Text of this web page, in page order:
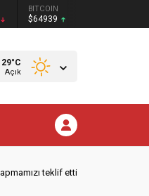
BITCOIN
$64939
29°C
Açık
teklif etti